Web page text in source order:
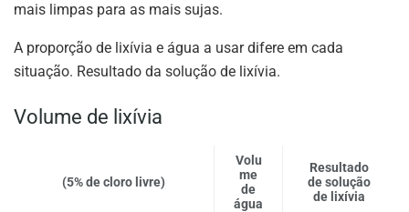
mais limpas para as mais sujas.
A proporção de lixívia e água a usar difere em cada
situação. Resultado da solução de lixívia.
Volume de lixívia
(5% de cloro livre)
Volu
me
de
água
Resultado
de solução
de lixívia